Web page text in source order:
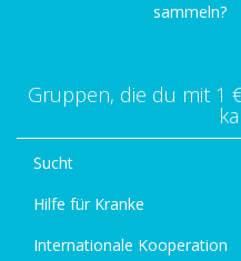
sammeln?
Gruppen, die du mit 1
Sucht
Hilfe für Kranke
Internationale Kooperation